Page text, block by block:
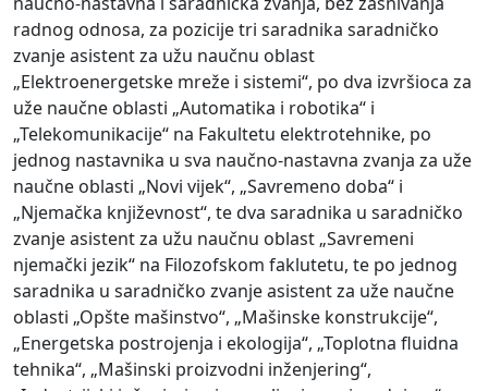
radnog odnosa, za pozicije tri saradnika saradničko
zvanje asistent za užu naučnu oblast
„Elektroenergetske mreže i sistemi“, po dva izvršioca za
uže naučne oblasti „Automatika i robotika“ i
„Telekomunikacije“ na Fakultetu elektrotehnike, po
jednog nastavnika u sva naučno-nastavna zvanja za uže
naučne oblasti „Novi vijek“, „Savremeno doba“ i
„Njemačka književnost“, te dva saradnika u saradničko
zvanje asistent za užu naučnu oblast „Savremeni
njemački jezik“ na Filozofskom faklutetu, te po jednog
saradnika u saradničko zvanje asistent za uže naučne
oblasti „Opšte mašinstvo“, „Mašinske konstrukcije“,
„Energetska postrojenja i ekologija“, „Toplotna fluidna
tehnika“, „Mašinski proizvodni inženjering“,